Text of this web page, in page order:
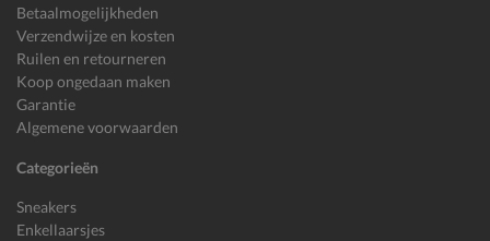
Betaalmogelijkheden
Verzendwijze en kosten
Ruilen en retourneren
Koop ongedaan maken
Garantie
Algemene voorwaarden
Categorieën
Sneakers
Enkellaarsjes